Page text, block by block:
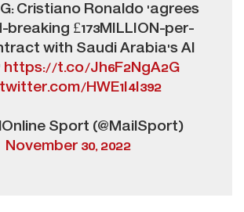
Cristiano Ronaldo 'agrees
breaking £173MILLION-per-
with Saudi Arabia's Al
https://t.co/Jh6F2NgA2G
HWE1I4I392
Sport (@MailSport)
November 30, 2022